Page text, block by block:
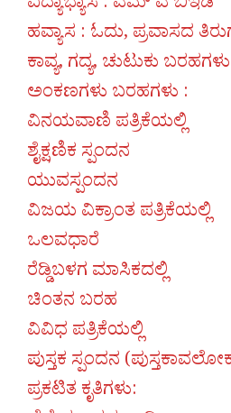
ವಿದ್ಯಾಭ್ಯಾಸ : ಎಮ್ ಎ ಬಿಇಡಿ
ಹವ್ಯಾಸ : ಓದು, ಪ್ರವಾಸದ
ಕಾವ್ಯ, ಗದ್ಯ, ಚುಟುಕು
ಅಂಕಣಗಳು ಬರಹಗಳು :
ವಿನಯವಾಣಿ ಪತ್ರಿಕೆಯಲ್ಲಿ
ಶೈಕ್ಷಣಿಕ ಸ್ಪಂದನ
ಯುವಸ್ಪಂದನ
ವಿಜಯ ವಿಕ್ರಾಂತ ಪತ್ರಿಕೆಯಲ್ಲಿ
ಒಲವಧಾರೆ
ರೆಡ್ಡಿಬಳಗ ಮಾಸಿಕದಲ್ಲಿ
ಚಿಂತನ ಬರಹ
ವಿವಿಧ ಪತ್ರಿಕೆಯಲ್ಲಿ
ಪುಸ್ತಕ ಸ್ಪಂದನ
ಪ್ರಕಟಿತ ಕೃತಿಗಳು: